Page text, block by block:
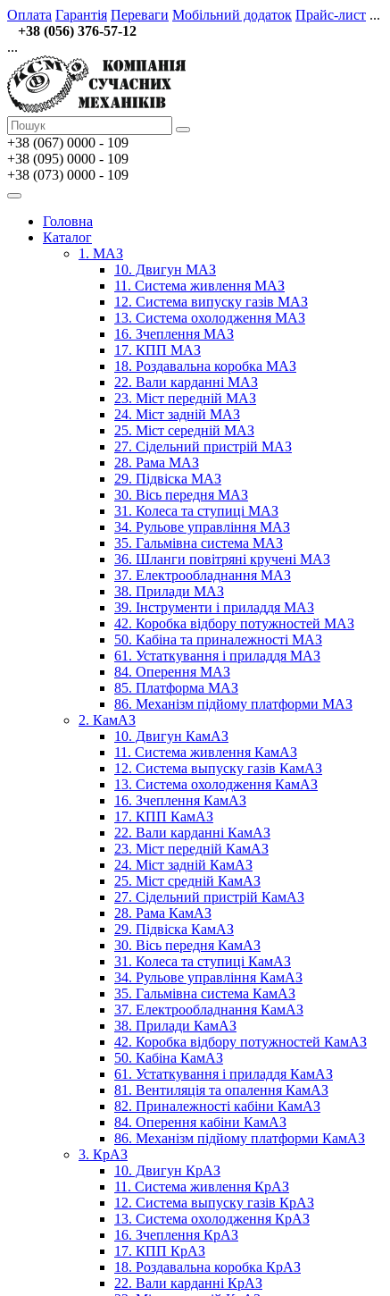
Оплата Гарантія Переваги Мобільний додаток Прайс-лист ...
+38 (056) 376-57-12
...
+38 (067) 0000 - 109
+38 (095) 0000 - 109
+38 (073) 0000 - 109
Головна
Каталог
1. МАЗ
10. Двигун МАЗ
11. Система живлення МАЗ
12. Система випуску газів МАЗ
13. Система охолодження МАЗ
16. Зчеплення МАЗ
17. КПП МАЗ
18. Роздавальна коробка МАЗ
22. Вали карданні МАЗ
23. Міст передній МАЗ
24. Міст задній МАЗ
25. Міст середній МАЗ
27. Сідельний пристрій МАЗ
28. Рама МАЗ
29. Підвіска МАЗ
30. Вісь передня МАЗ
31. Колеса та ступиці МАЗ
34. Рульове управління МАЗ
35. Гальмівна система МАЗ
36. Шланги повітряні кручені МАЗ
37. Електрообладнання МАЗ
38. Прилади МАЗ
39. Інструменти і приладдя МАЗ
42. Коробка відбору потужностей МАЗ
50. Кабіна та приналежності МАЗ
61. Устаткування і приладдя МАЗ
84. Оперення МАЗ
85. Платформа МАЗ
86. Механізм підйому платформи МАЗ
2. КамАЗ
10. Двигун КамАЗ
11. Система живлення КамАЗ
12. Система выпуску газів КамАЗ
13. Система охолодження КамАЗ
16. Зчеплення КамАЗ
17. КПП КамАЗ
22. Вали карданні КамАЗ
23. Міст передній КамАЗ
24. Міст задній КамАЗ
25. Міст средній КамАЗ
27. Сідельний пристрій КамАЗ
28. Рама КамАЗ
29. Підвіска КамАЗ
30. Вісь передня КамАЗ
31. Колеса та ступиці КамАЗ
34. Рульове управління КамАЗ
35. Гальмівна система КамАЗ
37. Електрообладнання КамАЗ
38. Прилади КамАЗ
42. Коробка відбору потужностей КамАЗ
50. Кабіна КамАЗ
61. Устаткування і приладдя КамАЗ
81. Вентиляція та опалення КамАЗ
82. Приналежності кабіни КамАЗ
84. Оперення кабіни КамАЗ
86. Механізм підйому платформи КамАЗ
3. КрАЗ
10. Двигун КрАЗ
11. Система живлення КрАЗ
12. Система выпуску газів КрАЗ
13. Система охолодження КрАЗ
16. Зчеплення КрАЗ
17. КПП КрАЗ
18. Роздавальна коробка КрАЗ
22. Вали карданні КрАЗ